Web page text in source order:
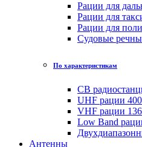
Рации для
Рации для
Рации для
Судовые
По характеристикам
CB
UHF рации
VHF рации
Low Band
Антенны